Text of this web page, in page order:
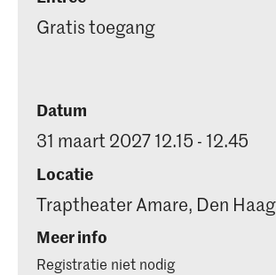
Gratis toegang
Datum
31 maart 2027 12.15 - 12.45
Locatie
Traptheater Amare, Den Haag
Meer info
Registratie niet nodig